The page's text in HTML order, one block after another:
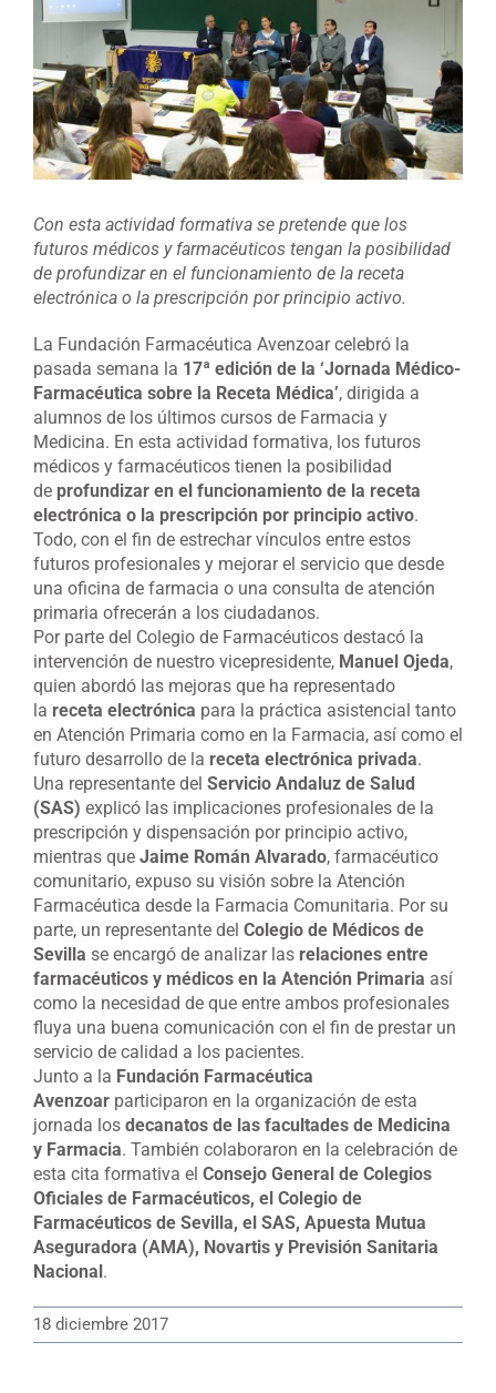
grande
Con esta actividad formativa se pretende que los
futuros médicos y farmacéuticos tengan la posibilidad
de profundizar en el funcionamiento de la receta
electrónica o la prescripción por principio activo.
La Fundación Farmacéutica Avenzoar celebró la
pasada semana la 17ª edición de la ‘Jornada Médico-
Farmacéutica sobre la Receta Médica’, dirigida a
alumnos de los últimos cursos de Farmacia y
Medicina. En esta actividad formativa, los futuros
médicos y farmacéuticos tienen la posibilidad
de profundizar en el funcionamiento de la receta
electrónica o la prescripción por principio activo.
Todo, con el fin de estrechar vínculos entre estos
futuros profesionales y mejorar el servicio que desde
una oficina de farmacia o una consulta de atención
primaria ofrecerán a los ciudadanos.
Por parte del Colegio de Farmacéuticos destacó la
intervención de nuestro vicepresidente, Manuel Ojeda,
quien abordó las mejoras que ha representado
la receta electrónica para la práctica asistencial tanto
en Atención Primaria como en la Farmacia, así como el
futuro desarrollo de la receta electrónica privada.
Una representante del Servicio Andaluz de Salud
(SAS) explicó las implicaciones profesionales de la
prescripción y dispensación por principio activo,
mientras que Jaime Román Alvarado, farmacéutico
comunitario, expuso su visión sobre la Atención
Farmacéutica desde la Farmacia Comunitaria. Por su
parte, un representante del Colegio de Médicos de
Sevilla se encargó de analizar las relaciones entre
farmacéuticos y médicos en la Atención Primaria así
como la necesidad de que entre ambos profesionales
fluya una buena comunicación con el fin de prestar un
servicio de calidad a los pacientes.
Junto a la Fundación Farmacéutica
Avenzoar participaron en la organización de esta
jornada los decanatos de las facultades de Medicina
y Farmacia. También colaboraron en la celebración de
esta cita formativa el Consejo General de Colegios
Oficiales de Farmacéuticos, el Colegio de
Farmacéuticos de Sevilla, el SAS, Apuesta Mutua
Aseguradora (AMA), Novartis y Previsión Sanitaria
Nacional.
18 diciembre 2017